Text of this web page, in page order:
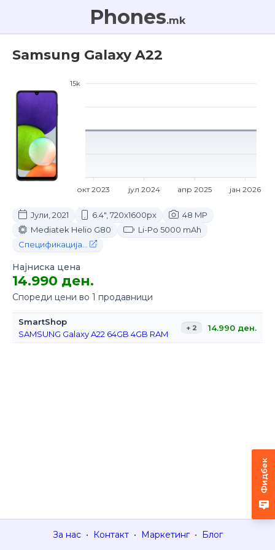
Фидбек
Phones.mk
Samsung Galaxy A22
Јули, 2021 6.4", 720x1600px
48 MP
Mediatek Helio G80
Li-Po 5000 mAh
Спецификација...
Најниска цена
14.990 ден.
Спореди цени во 1 продавници
15k
окт 2023 јул 2024 апр 2025 јан 2026
SmartShop
SAMSUNG Galaxy A22 64GB 4GB RAM
+ 2 14.990 ден.
За нас• Контакт• Маркетинг• Блог